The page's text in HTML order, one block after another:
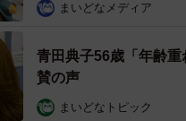
まいどなメディア
青田典子56歳「年齢
賛の声
まいどなトピック